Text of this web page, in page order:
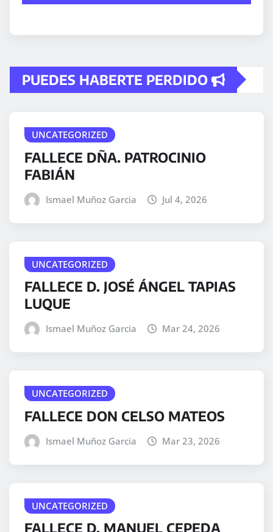
PUEDES HABERTE PERDIDO
UNCATEGORIZED
FALLECE DÑA. PATROCINIO
FABIÁN
Ismael Muñoz Garcia Jul 4, 2026
UNCATEGORIZED
FALLECE D. JOSÉ ÁNGEL TAPIAS
LUQUE
Ismael Muñoz Garcia Mar 24, 2026
UNCATEGORIZED
FALLECE DON CELSO MATEOS
Ismael Muñoz Garcia Mar 23, 2026
UNCATEGORIZED
FALLECE D. MANUEL CEPEDA